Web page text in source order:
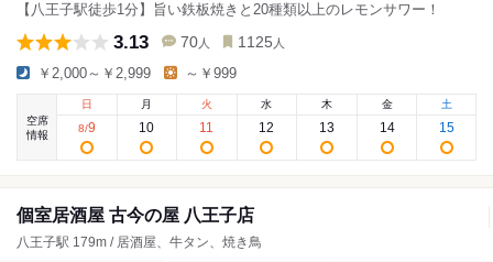
【八王子駅徒歩1分】旨い鉄板焼きと20種類以上のレモンサワー！
3.13 70 人 1125 人
￥2,000～￥2,999 ～￥999
空席
情報
日
8/9
月
10
火
11
水
12
木
13
金
14
土
15
個室居酒屋 古今の屋 八王子店
八王子駅 179m / 居酒屋、牛タン、焼き鳥